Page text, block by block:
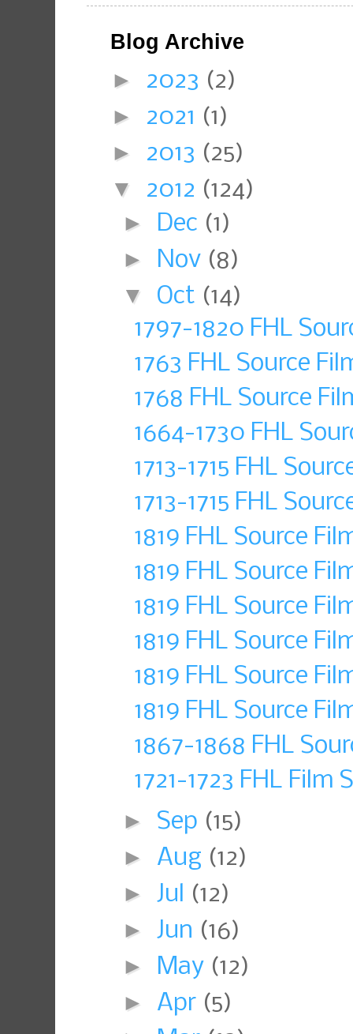
Blog Archive
► 2023 (2)
► 2021 (1)
► 2013 (25)
▼ 2012 (124)
► Dec (1)
► Nov (8)
▼ Oct (14)
1797-1820 FHL
1763 FHL Source
1768 FHL Source
1664-1730 FHL
1713-1715 FHL
1713-1715 FHL
1819 FHL Source
1819 FHL Source
1819 FHL Source
1819 FHL Source
1819 FHL Source
1819 FHL Source
1867-1868 FHL
1721-1723 FHL Film
► Sep (15)
► Aug (12)
► Jul (12)
► Jun (16)
► May (12)
► Apr (5)